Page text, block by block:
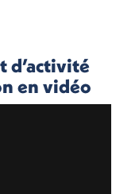
d’activité
en vidéo